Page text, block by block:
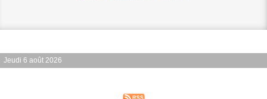
Jeudi 6 août 2026